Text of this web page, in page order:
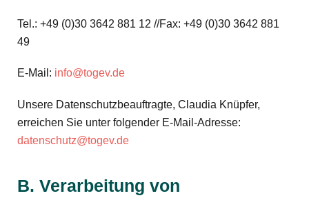
Tel.: +49 (0)30 3642 881 12 //Fax: +49 (0)30 3642 881
49
E-Mail: info@togev.de
Unsere Datenschutzbeauftragte, Claudia Knüpfer,
erreichen Sie unter folgender E-Mail-Adresse:
datenschutz@togev.de
B. Verarbeitung von